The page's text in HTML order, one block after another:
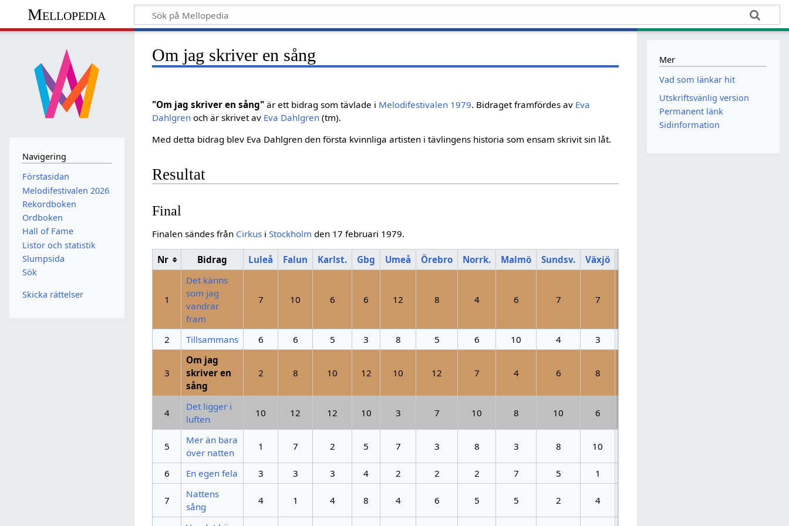
Mellopedia
Om jag skriver en sång
"Om jag skriver en sång" är ett bidrag som tävlade i Melodifestivalen 1979. Bidraget framfördes av Eva
Dahlgren och är skrivet av Eva Dahlgren (tm).
Med detta bidrag blev Eva Dahlgren den första kvinnliga artisten i tävlingens historia som ensam skrivit sin låt.
Resultat
Final
Finalen sändes från Cirkus iStockholm den 17 februari 1979.
Nr Bidrag Luleå Falun Karlst. Gbg Umeå Örebro Norrk. Malmö Sundsv. Växjö
1
Det känns
som jag
vandrar
fram
7 10 6 6 12 8 4 6 7 7
2 Tillsammans 6 6 5 3 8 5 6 10 4 3
3
Om jag
skriver en
sång
2 8 10 12 10 12 7 4 6 8
4
Det ligger i
luften
10 12 12 10 3 7 10 8 10 6
5
Mer än bara
över natten
1 7 2 5 7 3 8 3 8 10
6 En egen fela 3 3 3 4 2 2 2 7 5 1
7
Nattens
sång
4 1 4 8 4 6 5 5 2 4
Navigering
Förstasidan
Melodifestivalen 2026
Rekordboken
Ordboken
Hall of Fame
Listor och statistik
Slumpsida
Sök
Skicka rättelser
Mer
Vad som länkar hit
Utskriftsvänlig version
Permanent länk
Sidinformation